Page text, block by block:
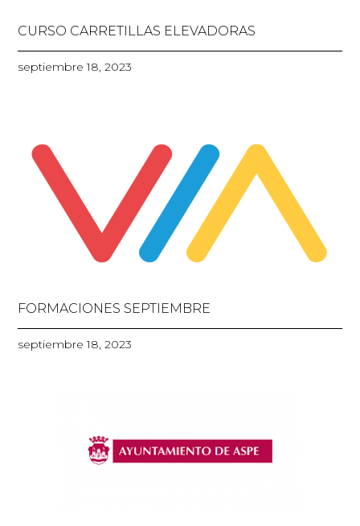
CURSO CARRETILLAS ELEVADORAS
septiembre 18, 2023
FORMACIONES SEPTIEMBRE
septiembre 18, 2023